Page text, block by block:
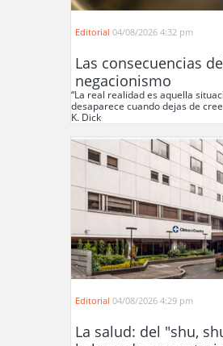
Editorial 04/08/2026 4:32 pm
Las consecuencias
negacionismo
“La real realidad es aquella
desaparece cuando dejas de
K. Dick
Editorial 04/08/2026 4:29 pm
La salud: del "shu,